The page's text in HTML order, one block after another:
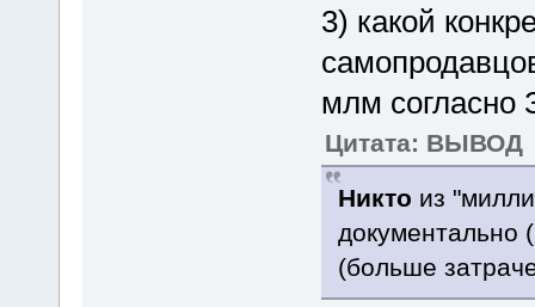
3) какой
млм согласно
Цитата: ВЫВОД
Никто из
документально
(больше